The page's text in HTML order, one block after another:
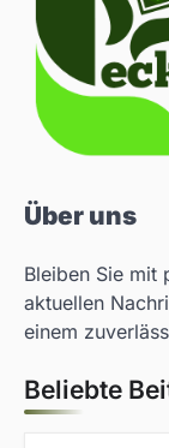
Über uns
Bleiben Sie mit
aktuellen
einem
Beliebte